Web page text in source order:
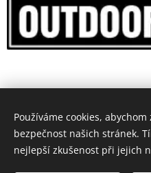
Používáme cookies,
bezpečnost našich stránek.
nejlepší zkušenost při jejich